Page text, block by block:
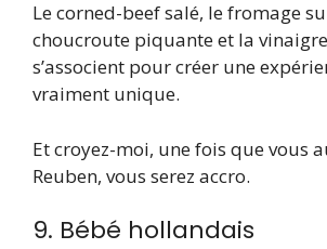
Le corned-beef salé, le fromage
choucroute piquante et la
s’associent pour créer une
vraiment unique.
Et croyez-moi, une fois que vous
Reuben, vous serez accro.
9. Bébé hollandais